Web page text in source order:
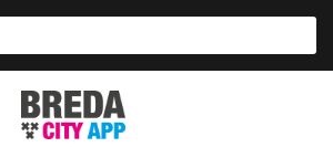
Breda
City
App